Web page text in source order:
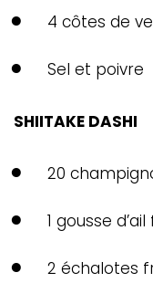
4 côtes de
Sel et poivre
SHIITAKE DASHI
20
1 gousse
2 échalotes